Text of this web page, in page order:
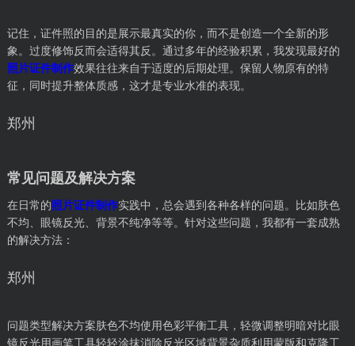
记住，证件照的目的是展示最真实的你，而不是创造一个全新的形
象。过度修饰反而会适得其反。通过多年的经验积累，我发现最好的
照片证件制作效果往往来自于适度的后期处理。保留人物原有的特
征，同时提升整体质感，这才是专业水准的表现。
郑州
常见问题及解决方案
在日常的照片证件制作实践中，总会遇到各种各样的问题。比如肤色
不均、眼镜反光、背景不纯净等等。针对这些问题，我都有一套成熟
的解决方法：
郑州
问题类型解决方案肤色不均使用色彩平衡工具，轻微调整明暗对比眼
镜反光用画笔工具轻轻涂抹消除反光区域背景杂质利用蒙版和克隆工